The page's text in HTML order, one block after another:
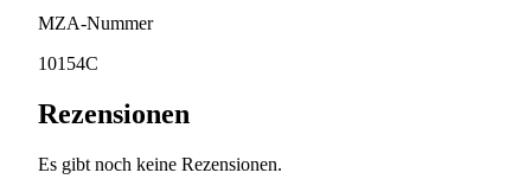
MZA-Nummer
10154C
Rezensionen
Es gibt noch keine Rezensionen.